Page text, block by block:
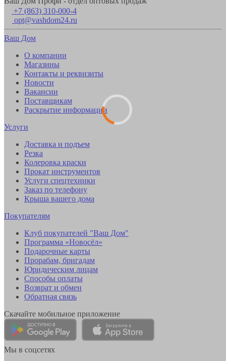
+7 (863) 310-000-4
opt@vashdom24.ru
Ваш Дом
О компании
Магазины
Контакты и реквизиты
Новости
Вакансии
Поставщикам
Раскрытие информации
Услуги
Доставка и подъем
Резка
Колеровка краски
Прокат инструментов
Услуги спецтехники
Заказ по телефону
Крыша вашего дома
Покупателям
Клуб покупателей "Ваш Дом"
Программа «Новосёл»
Подарочные карты
Прорабам, бригадам
Юридическим лицам
Способы оплаты
Возврат и обмен
Обратная связь
Скачайте мобильное приложение
Мы в соцсетях